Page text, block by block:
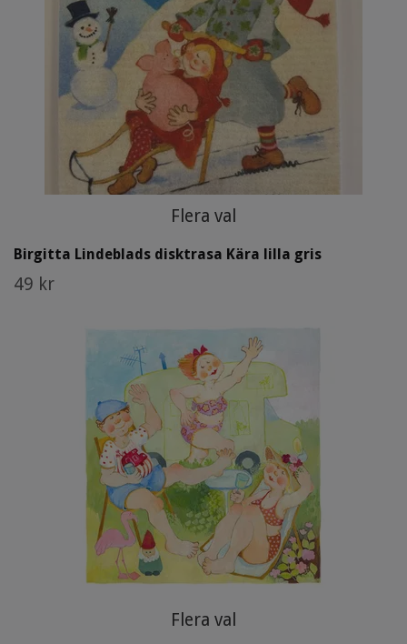
Flera val
Birgitta Lindeblads disktrasa Kära lilla gris
49 kr
Flera val